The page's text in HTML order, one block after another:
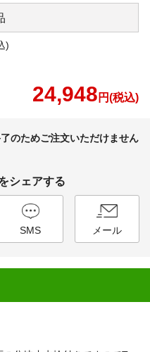
)
24,948 円(税込)
のためご注文いただけません
シェアする
SMS メール